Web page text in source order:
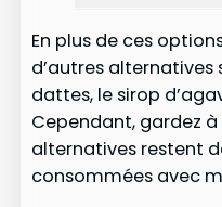
En plus de ces
d’autres
dattes, le sirop
Cependant, gardez
alternatives restent
consommées avec